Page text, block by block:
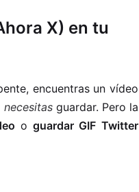
X) en tu
encuentras un vídeo
necesitasguardar. Pero la
oguardar GIF Twitter